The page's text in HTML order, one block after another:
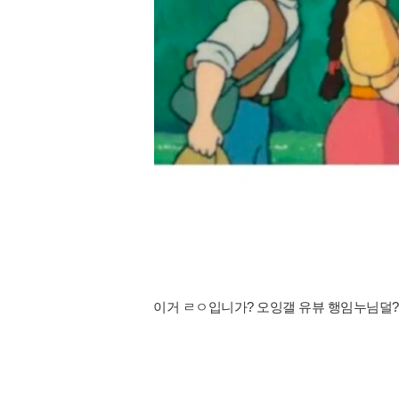
이거 ㄹㅇ입니가? 오잉갤 유뷰 행임누님덜